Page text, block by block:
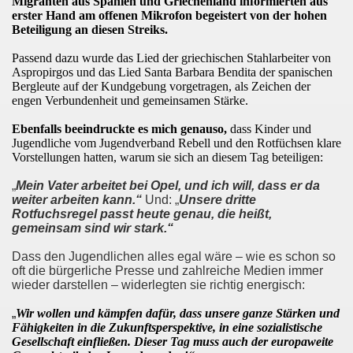
erster Hand am offenen Mikrofon begeistert von der hohen
Beteiligung an diesen Streiks.
Passend dazu wurde das Lied der griechischen Stahlarbeiter von
Aspropirgos und das Lied Santa Barbara Bendita der spanischen
Bergleute auf der Kundgebung vorgetragen, als Zeichen der
engen Verbundenheit und gemeinsamen Stärke.
Ebenfalls beeindruckte es mich genauso, dass Kinder und
Jugendliche vom Jugendverband Rebell und den Rotfüchsen klare
Vorstellungen hatten, warum sie sich an diesem Tag beteiligen:
„Mein Vater arbeitet bei Opel, und ich will, dass er da
weiter arbeiten kann.“ Und: „Unsere dritte
Rotfuchsregel passt heute genau, die heißt,
gemeinsam sind wir stark.“
Dass den Jugendlichen alles egal wäre – wie es schon so
oft die bürgerliche Presse und zahlreiche Medien immer
wieder darstellen – widerlegten sie richtig energisch:
„Wir wollen und kämpfen dafür, dass unsere ganze Stärken und
Fähigkeiten in die Zukunftsperspektive, in eine sozialistische
Gesellschaft einfließen. Dieser Tag muss auch der europaweite
Bewegung als Korrespondenz veröffentlicht von
solidarisiert sich am 10.07.2023 mit Jan
am 10.07.2023 auf dem Heinrich-König-
Bewegung Gelsenkirchen sagt am 12.06.2023 „Nein“
am 12.06.2023 um 17.30 Uhr auf dem
der Befreiung vom Hitler-Faschismus - aktiver
dem Heinrich-König-Platz als Kundgebungsplatz
am 13.03.2023 ruft auf: Aktiver Widerstand
solidarisch mit den Betroffenen am
am 13.02.2023: Aktiver Widerstand gegen